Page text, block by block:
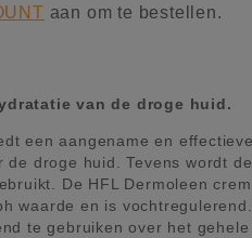
aan om te bestellen.
van de droge huid.
een aangename en
de droge huid. Tevens wordt de
De HFL Dermoleen
waarde en is
te gebruiken over het gehele